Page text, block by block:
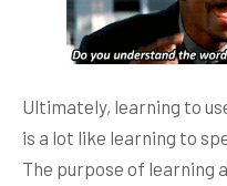
Ultimately, learning to
is a lot like learning to
The purpose of learning